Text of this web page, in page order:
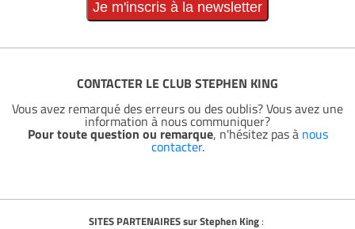
CONTACTER LE CLUB STEPHEN KING
Vous avez remarqué des erreurs ou des oublis? Vous avez une
information à nous communiquer?
Pour toute question ou remarque, n'hésitez pas à nous
contacter.
SITES PARTENAIRES sur Stephen King: